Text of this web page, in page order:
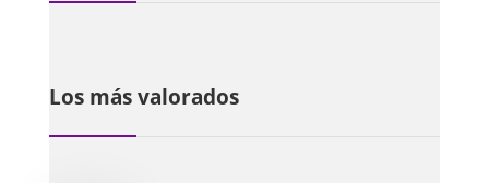
Los más valorados